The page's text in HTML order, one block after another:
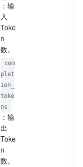
：输
入
Toke
n
数。
com
plet
ion_
toke
ns
：输
出
Toke
n
数。